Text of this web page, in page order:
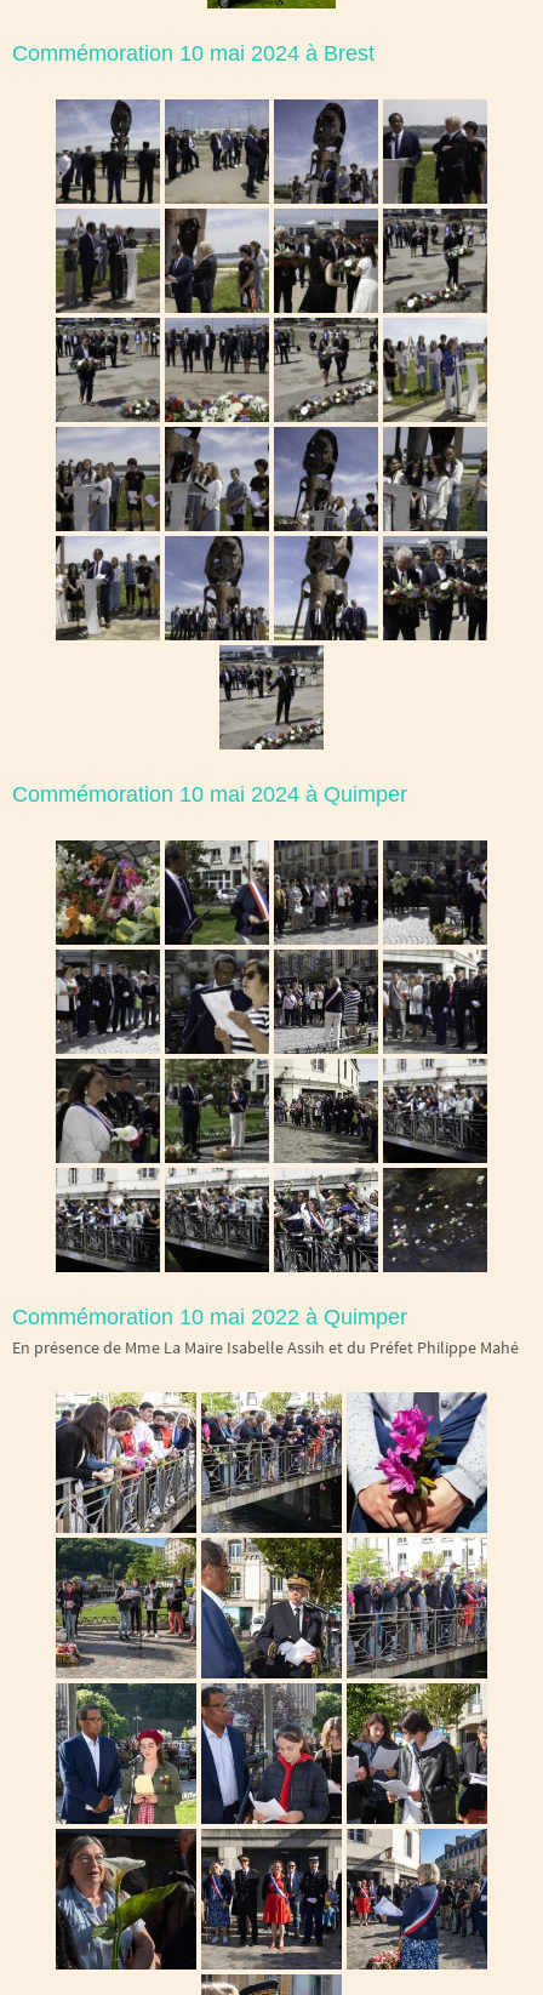
Commémoration 10 mai 2024 à Brest
Commémoration 10 mai 2024 à Quimper
Commémoration 10 mai 2022 à Quimper
En présence de Mme La Maire Isabelle Assih et du Préfet Philippe Mahé